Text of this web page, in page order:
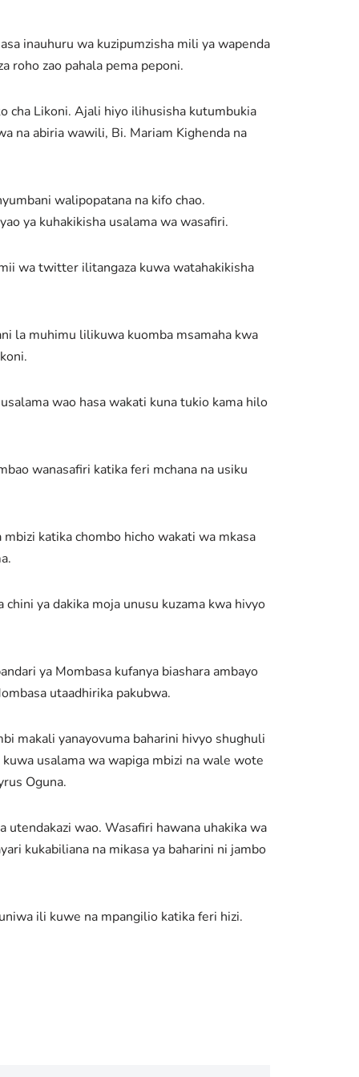
inauhuru wa kuzipumzisha mili ya wapenda
roho zao pahala pema peponi.
cha Likoni. Ajali hiyo ilihusisha kutumbukia
na abiria wawili, Bi. Mariam Kighenda na
walipopatana na kifo chao.
ya kuhakikisha usalama wa wasafiri.
wa twitter ilitangaza kuwa watahakikisha
la muhimu lilikuwa kuomba msamaha kwa
wao hasa wakati kuna tukio kama hilo
wanasafiri katika feri mchana na usiku
katika chombo hicho wakati wa mkasa
ya dakika moja unusu kuzama kwa hivyo
ya Mombasa kufanya biashara ambayo
utaadhirika pakubwa.
makali yanayovuma baharini hivyo shughuli
usalama wa wapiga mbizi na wale wote
Oguna.
utendakazi wao. Wasafiri hawana uhakika wa
kukabiliana na mikasa ya baharini ni jambo
ili kuwe na mpangilio katika feri hizi.